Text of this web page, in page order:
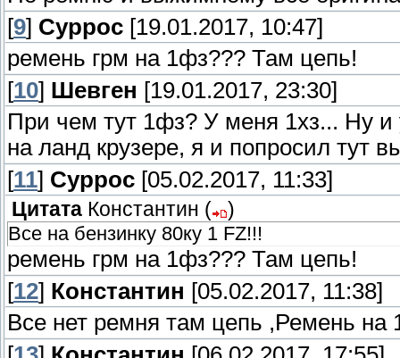
[9] Суррос [19.01.2017, 10:47]
ремень грм на 1фз??? Там цепь!
[10] Шевген [19.01.2017, 23:30]
При чем тут 1фз? У меня 1хз... Ну
на ланд крузере, я и попросил тут
[11] Суррос [05.02.2017, 11:33]
Цитата Константин (
)
Все на бензинку 80ку 1 FZ!!!
ремень грм на 1фз??? Там цепь!
[12] Константин [05.02.2017, 11:38]
Все нет ремня там цепь ,Ремень на